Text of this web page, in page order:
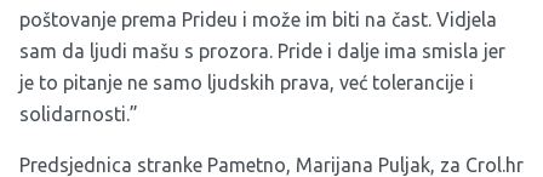
poštovanje prema Prideu i može im biti na čast. Vidjela
sam da ljudi mašu s prozora. Pride i dalje ima smisla jer
je to pitanje ne samo ljudskih prava, već tolerancije i
solidarnosti.”
Predsjednica stranke Pametno, Marijana Puljak, za Crol.hr